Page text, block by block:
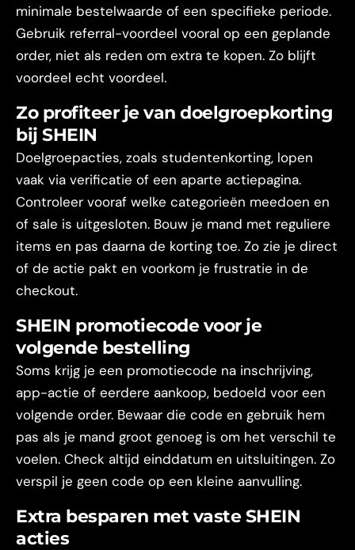
minimale bestelwaarde of een specifieke periode.
Gebruik referral-voordeel vooral op een geplande
order, niet als reden om extra te kopen. Zo blijft
voordeel echt voordeel.
Zo profiteer je van doelgroepkorting
bij SHEIN
Doelgroepacties, zoals studentenkorting, lopen
vaak via verificatie of een aparte actiepagina.
Controleer vooraf welke categorieën meedoen en
of sale is uitgesloten. Bouw je mand met reguliere
items en pas daarna de korting toe. Zo zie je direct
of de actie pakt en voorkom je frustratie in de
checkout.
SHEIN promotiecode voor je
volgende bestelling
Soms krijg je een promotiecode na inschrijving,
app-actie of eerdere aankoop, bedoeld voor een
volgende order. Bewaar die code en gebruik hem
pas als je mand groot genoeg is om het verschil te
voelen. Check altijd einddatum en uitsluitingen. Zo
verspil je geen code op een kleine aanvulling.
Extra besparen met vaste SHEIN
acties